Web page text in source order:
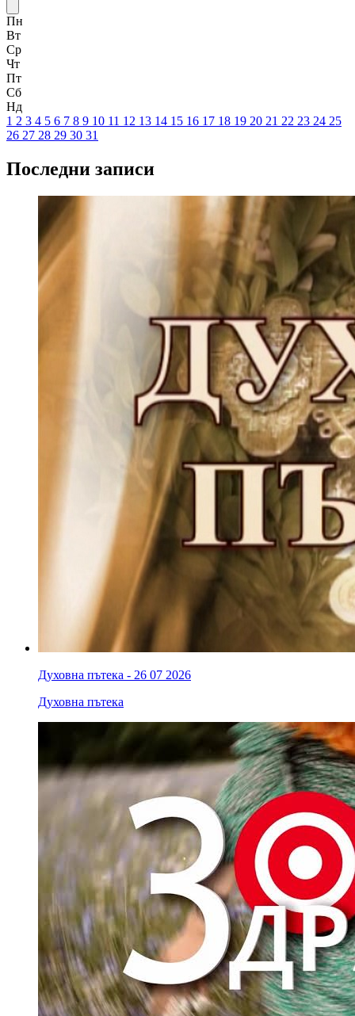
Пн
Вт
Ср
Чт
Пт
Сб
Нд
1 2 3 4 5 6 7 8 9 10 11 12 13 14 15 16 17 18 19 20 21 22 23 24 25
26 27 28 29 30 31
Последни записи
Духовна пътека - 26 07 2026
Духовна пътека